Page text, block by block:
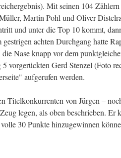
Mit seinen 104
Martin Pohl und Oliver
und unter die Top 10 kommt,
achten Durchgang hatte
Nase knapp vor dem
vorgerückten Gerd Stenzel (Foto
aufgerufen werden.
Titelkonkurrenten von Jürgen –
legen, als oben beschrieben. Er
30 Punkte hinzugewinnen